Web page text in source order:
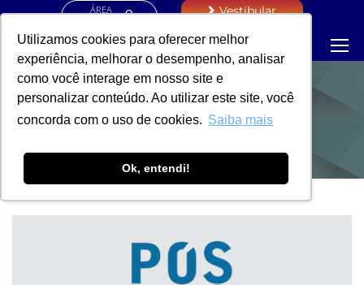
Utilizamos cookies para oferecer melhor
experiência, melhorar o desempenho, analisar
como você interage em nosso site e
personalizar conteúdo. Ao utilizar este site, você
concorda com o uso de cookies. Saiba mais
Ok, entendi!
ÁREA
Vestibular
NOTÍCIAS